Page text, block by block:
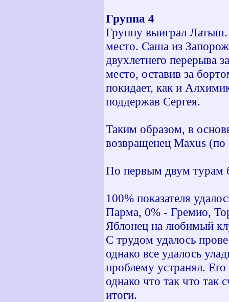
Группа 4
Группу выиграл
место. Саша из
двухлетнего перерыва
место, оставив за
покидает, как и
поддержав Сергея.
Таким образом, в
возвращенец Maxus
По первым двум турам
100% показателя
Парма, 0% - Гремио,
Яблонец на любимый
С трудом удалось
однако все удалось
проблему устранял.
однако что так что так
итоги.